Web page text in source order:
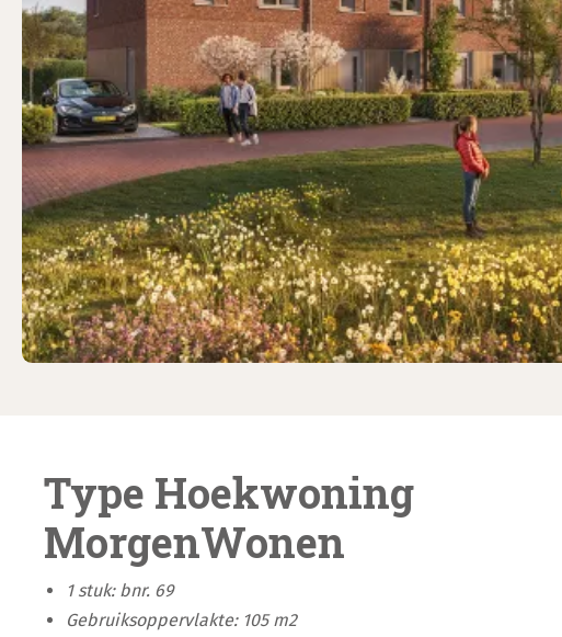
Type Hoekwoning
MorgenWonen
1 stuk: bnr. 69
Gebruiksoppervlakte: 105 m2